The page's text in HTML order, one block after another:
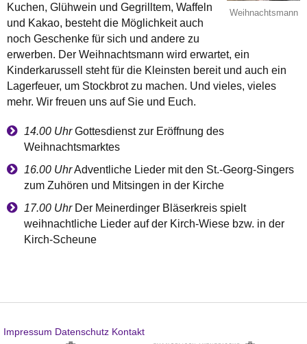
Weihnachtsmann
Kuchen, Glühwein und Gegrilltem, Waffeln
und Kakao, besteht die Möglichkeit auch
noch Geschenke für sich und andere zu
erwerben. Der Weihnachtsmann wird erwartet, ein
Kinderkarussell steht für die Kleinsten bereit und auch ein
Lagerfeuer, um Stockbrot zu machen. Und vieles, vieles
mehr. Wir freuen uns auf Sie und Euch.
14.00 UhrGottesdienst zur Eröffnung des
Weihnachtsmarktes
16.00 UhrAdventliche Lieder mit den St.-Georg-Singers
zum Zuhören und Mitsingen in der Kirche
17.00 Uhr Der Meinerdinger Bläserkreis spielt
weihnachtliche Lieder auf der Kirch-Wiese bzw. in der
Kirch-Scheune
Impressum Datenschutz Kontakt